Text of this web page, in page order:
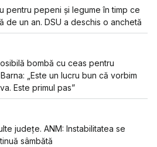
pentru pepeni și legume în timp ce
de un an. DSU a deschis o anchetă
bombă cu ceas pentru
„Este un lucru bun că vorbim
Este primul pas”
județe. ANM: Instabilitatea se
sâmbătă